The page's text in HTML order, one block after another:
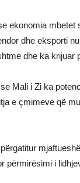
ekonomia
dhe eksporti
dhe ka krijuar
Mali i Zi ka
e çmimeve që
përmirësimi i